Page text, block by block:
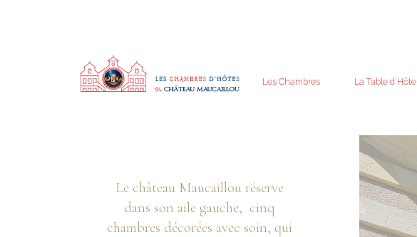
Les Chambres La Table d’Hôte
Le château Maucaillou réserve
dans son aile gauche, cinq
chambres décorées avec soin, qui